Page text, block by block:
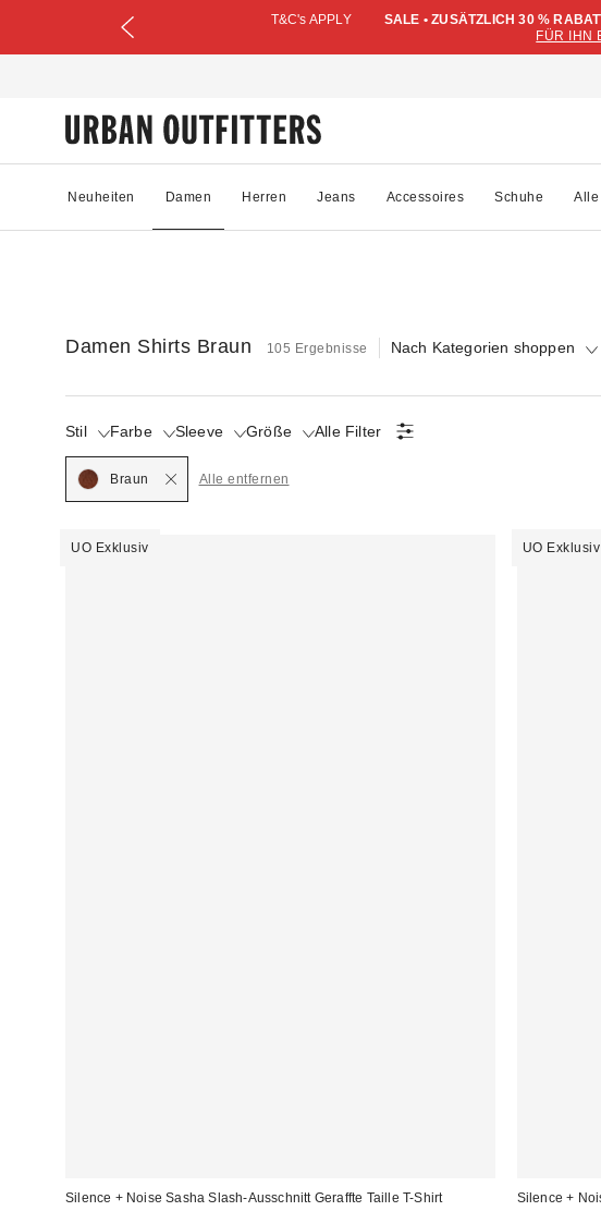
T&C's APPLY SALE • ZUSÄTZLICH 30 %
FÜR IHN
Neuheiten Damen Herren Jeans Accessoires Schuhe Alle
Damen Shirts Braun 105 Ergebnisse Nach Kategorien shoppen
Stil Farbe
Selected Sleeve Größe Alle Filter
Braun Alle entfernen
UO Exklusiv
Silence + Noise Sasha Slash-Ausschnitt Geraffte Taille T-Shirt
UO Exklusiv
Silence +